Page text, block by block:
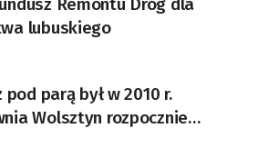
lubuskiego
parą był w 2010 r.
Wolsztyn rozpocznie
Tr5-65